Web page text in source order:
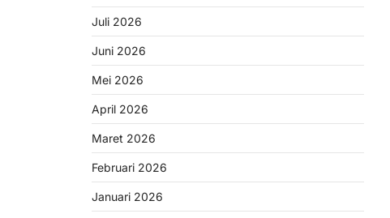
Juli 2026
Juni 2026
Mei 2026
April 2026
Maret 2026
Februari 2026
Januari 2026